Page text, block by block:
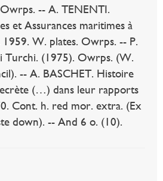
-- A. TENENTI.
et Assurances maritimes à
W. plates. Owrps. -- P.
i Turchi. (1975). Owrps. (W.
-- A. BASCHET. Histoire
(…) dans leur rapports
Cont. h. red mor. extra. (Ex
down). -- And 6 o. (10).